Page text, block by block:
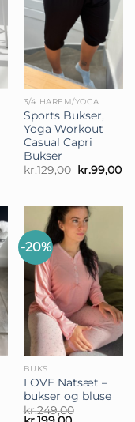
3/4 HAREM/YOGA
Sports Bukser,
Yoga Workout
Casual Capri
Bukser
kr.129,00 Den
kr.129,00.
kr.99,00
-20%
BUKS
LOVE Natsæt –
bukser og bluse
kr.249,00